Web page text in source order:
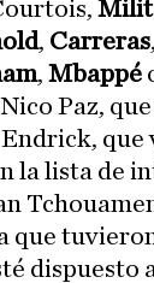
, Carreras,
, Mbappé
Paz, que
que
la lista de
que
dispuesto